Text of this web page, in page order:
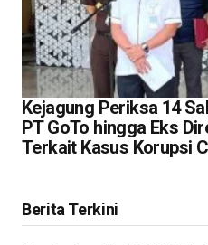
Kejagung Periksa 14
PT GoTo hingga Eks
Terkait Kasus Korupsi
Berita Terkini